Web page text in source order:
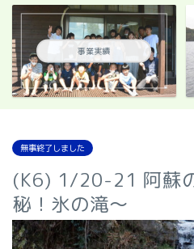
事業実績
無事終了しました
(K6) 1/20-21 阿蘇
秘！氷の滝～